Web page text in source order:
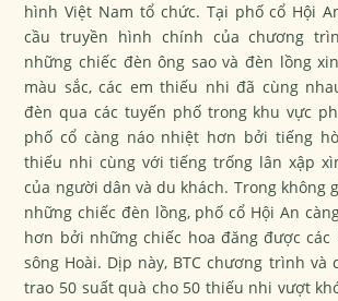
hình Việt Nam tổ chức. Tại phố cổ Hội
cầu truyền hình chính của chương
những chiếc đèn ông sao và đèn lồng
màu sắc, các em thiếu nhi đã cùng
đèn qua các tuyến phố trong khu vực
phố cổ càng náo nhiệt hơn bởi tiếng
thiếu nhi cùng với tiếng trống lân xập
của người dân và du khách. Trong không
những chiếc đèn lồng, phố cổ Hội An
hơn bởi những chiếc hoa đăng được
sông Hoài. Dịp này, BTC chương trình và
trao 50 suất quà cho 50 thiếu nhi vượt